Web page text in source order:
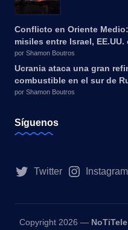
Conflicto en Oriente
misiles entre Israel, EE.UU.
por Shamon Boutros
Ucrania ataca una gran
combustible en el sur de
por Shamon Boutros
Síguenos
Twitter Instagram
Copyright 2026 —